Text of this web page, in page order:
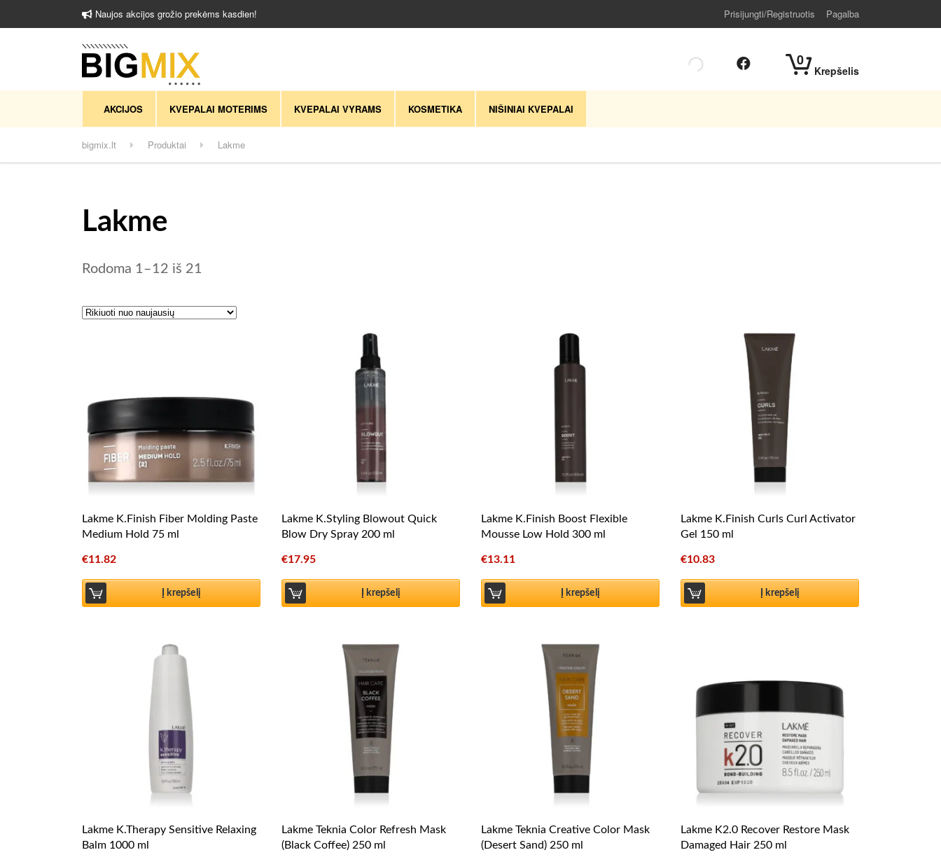
Naujos akcijos grožio prekėms kasdien! Prisijungti/Registruotis Pagalba
0
Krepšelis
AKCIJOS KVEPALAI MOTERIMS KVEPALAI VYRAMS KOSMETIKA NIŠINIAI KVEPALAI
bigmix.lt Produktai Lakme
Lakme
Rodoma 1–12 iš 21
Lakme K.Finish Fiber Molding Paste
Medium Hold 75 ml
€11.82
Į krepšelį
Lakme K.Styling Blowout Quick
Blow Dry Spray 200 ml
€17.95
Į krepšelį
Lakme K.Finish Boost Flexible
Mousse Low Hold 300 ml
€13.11
Į krepšelį
Lakme K.Finish Curls Curl Activator
Gel 150 ml
€10.83
Į krepšelį
Lakme K.Therapy Sensitive Relaxing
Balm 1000 ml
Lakme Teknia Color Refresh Mask
(Black Coffee) 250 ml
Lakme Teknia Creative Color Mask
(Desert Sand) 250 ml
Lakme K2.0 Recover Restore Mask
Damaged Hair 250 ml